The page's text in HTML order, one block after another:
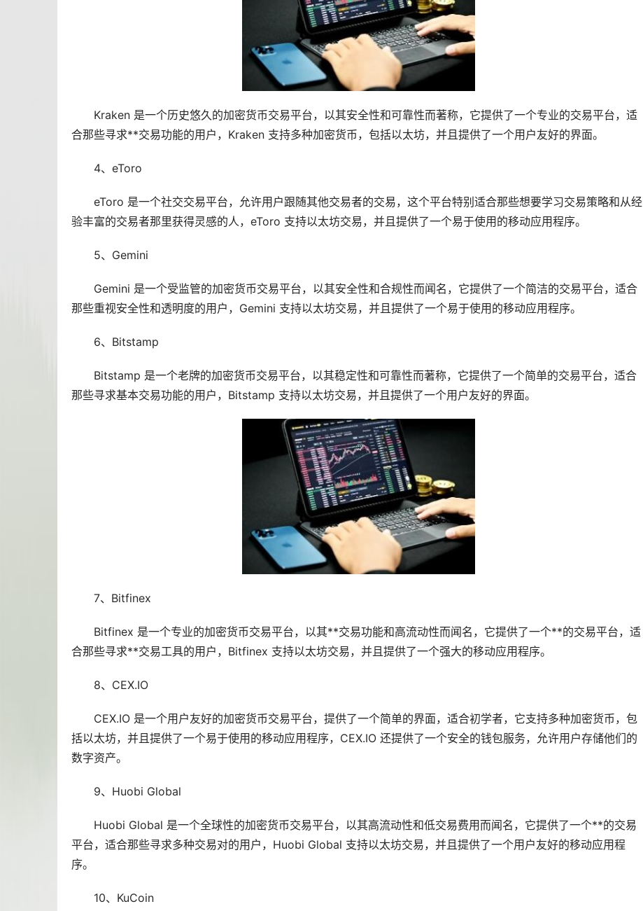
Kraken 是一个历史悠久的加密货币交易平台，以其安全性和可靠性而著称，它提供了一个专业的交易平台，适
合那些寻求**交易功能的用户，Kraken 支持多种加密货币，包括以太坊，并且提供了一个用户友好的界面。
4、eToro
eToro 是一个社交交易平台，允许用户跟随其他交易者的交易，这个平台特别适合那些想要学习交易策略和从经
验丰富的交易者那里获得灵感的人，eToro 支持以太坊交易，并且提供了一个易于使用的移动应用程序。
5、Gemini
Gemini 是一个受监管的加密货币交易平台，以其安全性和合规性而闻名，它提供了一个简洁的交易平台，适合
那些重视安全性和透明度的用户，Gemini 支持以太坊交易，并且提供了一个易于使用的移动应用程序。
6、Bitstamp
Bitstamp 是一个老牌的加密货币交易平台，以其稳定性和可靠性而著称，它提供了一个简单的交易平台，适合
那些寻求基本交易功能的用户，Bitstamp 支持以太坊交易，并且提供了一个用户友好的界面。
7、Bitfinex
Bitfinex 是一个专业的加密货币交易平台，以其**交易功能和高流动性而闻名，它提供了一个**的交易平台，适
合那些寻求**交易工具的用户，Bitfinex 支持以太坊交易，并且提供了一个强大的移动应用程序。
8、CEX.IO
CEX.IO 是一个用户友好的加密货币交易平台，提供了一个简单的界面，适合初学者，它支持多种加密货币，包
括以太坊，并且提供了一个易于使用的移动应用程序，CEX.IO 还提供了一个安全的钱包服务，允许用户存储他们的
数字资产。
9、Huobi Global
Huobi Global 是一个全球性的加密货币交易平台，以其高流动性和低交易费用而闻名，它提供了一个**的交易
平台，适合那些寻求多种交易对的用户，Huobi Global 支持以太坊交易，并且提供了一个用户友好的移动应用程
序。
10、KuCoin